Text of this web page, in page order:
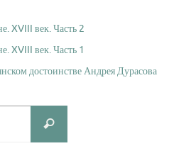
XVIII век. Часть 2
XVIII век. Часть 1
достоинстве Андрея Дурасова
Поиск